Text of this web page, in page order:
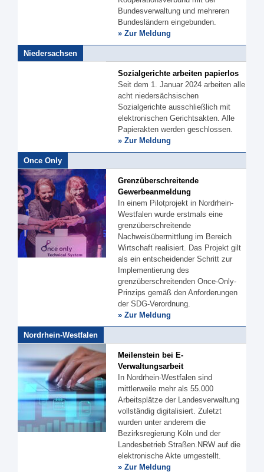
Bundesverwaltung und mehreren
Bundesländern eingebunden.
» Zur Meldung
Niedersachsen
Sozialgerichte arbeiten papierlos
Seit dem 1. Januar 2024 arbeiten alle
acht niedersächsischen
Sozialgerichte ausschließlich mit
elektronischen Gerichtsakten. Alle
Papierakten werden geschlossen.
» Zur Meldung
Once Only
Grenzüberschreitende
Gewerbeanmeldung
In einem Pilotprojekt in Nordrhein-
Westfalen wurde erstmals eine
grenzüberschreitende
Nachweisübermittlung im Bereich
Wirtschaft realisiert. Das Projekt gilt
als ein entscheidender Schritt zur
Implementierung des
grenzüberschreitenden Once-Only-
Prinzips gemäß den Anforderungen
der SDG-Verordnung.
» Zur Meldung
Nordrhein-Westfalen
Meilenstein bei E-
Verwaltungsarbeit
In Nordrhein-Westfalen sind
mittlerweile mehr als 55.000
Arbeitsplätze der Landesverwaltung
vollständig digitalisiert. Zuletzt
wurden unter anderem die
Bezirksregierung Köln und der
Landesbetrieb Straßen.NRW auf die
elektronische Akte umgestellt.
» Zur Meldung